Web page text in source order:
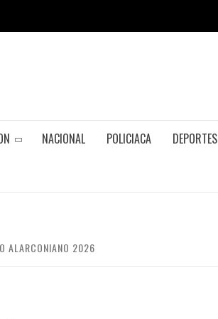
NACIONAL POLICIACA DEPORTES
ALARCONIANO 2026